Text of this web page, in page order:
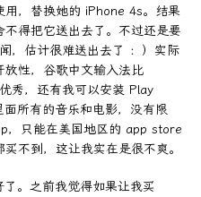
用，替换她的 iPhone 4s。结果
得把它送出去了。不过还是要
，估计很难送出去了 ：）实际
性，谷歌中文输入法比
秀，还有我可以安装 Play
所有的音乐和电影，没有限
，只能在美国地区的 app store
不到，这让我实在是很不爽。
。之前我觉得如果让我买